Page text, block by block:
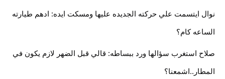
نوال ايتسمت علي حركته الجديده عليها ومسكت ايده: ادهم طيارته
الساعه كام؟
صلاح استغرب سؤالها ورد ببساطه: قالي قبل الضهر لازم يكون في
المطار..اشمعنا؟